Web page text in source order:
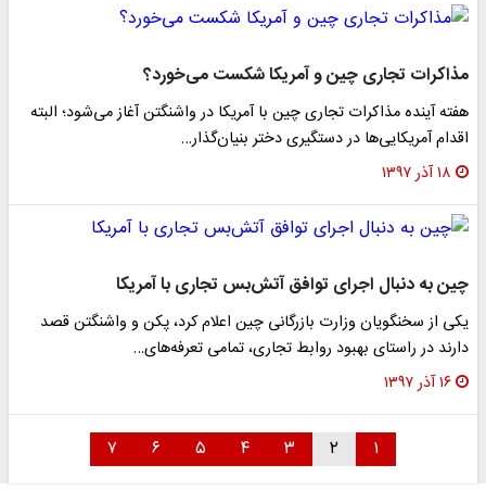
مذاکرات تجاری چین و آمریکا شکست می‌خورد؟
هفته آینده مذاکرات تجاری چین با آمریکا در واشنگتن آغاز می‌شود؛ البته
اقدام آمریکایی‌ها در دستگیری دختر بنیان‌گذار…
۱۸ آذر ۱۳۹۷
چین به دنبال اجرای توافق آتش‌بس تجاری با آمریکا
یکی از سخنگویان وزارت بازرگانی چین اعلام کرد، پکن و واشنگتن قصد
دارند در راستای بهبود روابط تجاری، تمامی تعرفه‌های…
۱۶ آذر ۱۳۹۷
۱ ۲ ۳ ۴ ۵ ۶ ۷